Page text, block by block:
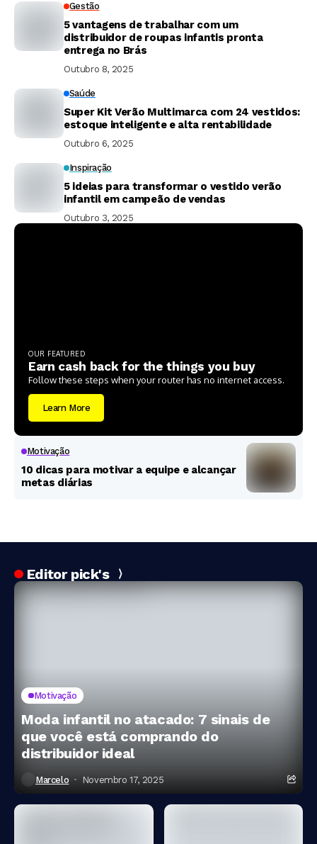
Gestão
5 vantagens de trabalhar com um
distribuidor de roupas infantis pronta
entrega no Brás
Outubro 8, 2025
Saúde
Super Kit Verão Multimarca com 24 vestidos:
estoque inteligente e alta rentabilidade
Outubro 6, 2025
Inspiração
5 ideias para transformar o vestido verão
infantil em campeão de vendas
Outubro 3, 2025
OUR FEATURED
Earn cash back for the things you buy
Follow these steps when your router has no internet access.
Learn More
Motivação
10 dicas para motivar a equipe e alcançar
metas diárias
Editor pick's
Motivação
Moda infantil no atacado: 7 sinais de
que você está comprando do
distribuidor ideal
Marcelo Novembro 17, 2025